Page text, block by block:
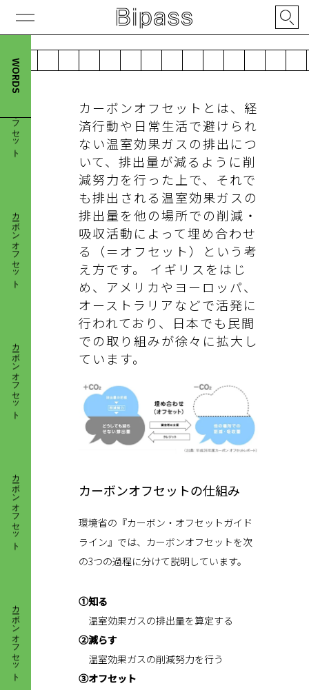
WORDS
カーボンオフセット
カーボンオフセット
カーボンオフセット
カーボンオフセット
カーボンオフセット
解説
カーボンオフセットとは、経
済行動や日常生活で避けられ
ない温室効果ガスの排出につ
いて、排出量が減るように削
減努力を行った上で、それで
も排出される温室効果ガスの
排出量を他の場所での削減・
吸収活動によって埋め合わせ
る（＝オフセット）という考
え方です。 イギリスをはじ
め、アメリカやヨーロッパ、
オーストラリアなどで活発に
行われており、日本でも民間
での取り組みが徐々に拡大し
ています。
カーボンオフセットの仕組み
環境省の『カーボン・オフセットガイド
ライン』では、カーボンオフセットを次
の3つの過程に分けて説明しています。
①知る
温室効果ガスの排出量を算定する
②減らす
温室効果ガスの削減努力を行う
③オフセット